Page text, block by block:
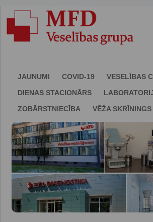
JAUNUMI COVID-19 VESELĪBAS
DIENAS STACIONĀRS
ZOBĀRSTNIECĪBA
VĒŽA SKRĪNINGS